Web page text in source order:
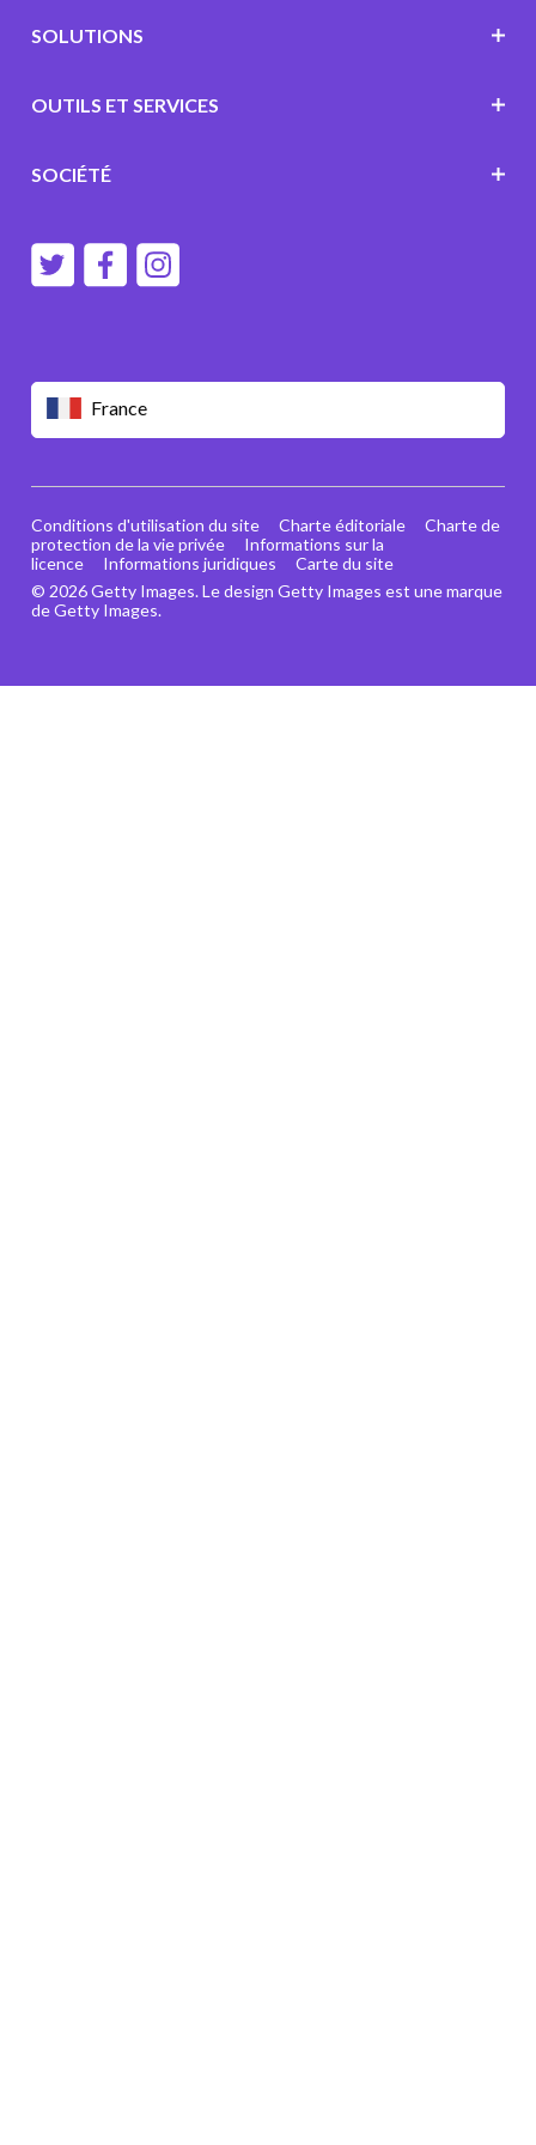
France
SOLUTIONS
OUTILS ET SERVICES
SOCIÉTÉ
© 2026 Getty Images. Le design Getty Images est une marque
de Getty Images.
Conditions d'utilisation du site Charte éditoriale
Charte de
protection de la vie privée
Informations sur la
licence
Informations juridiques Carte du site